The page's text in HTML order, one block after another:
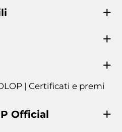
| Certificati e premi
Official